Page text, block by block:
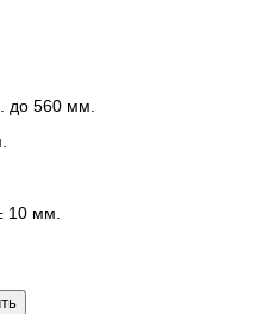
до 560 мм.
10 мм.